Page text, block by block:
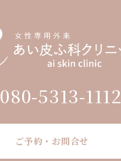
080-5313-1112
ご予約・お問合せ